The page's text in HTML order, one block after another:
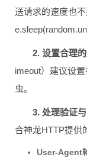
送请求的速度也
2. 设置合理的
imeout）建议设
虫。
3. 处理验证与
合神龙HTTP提供
User-Agent